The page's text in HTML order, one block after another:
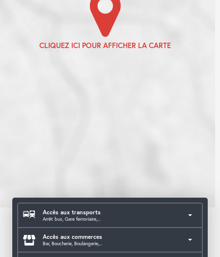
Accès aux transports
Arrêt bus, Gare ferroviaire,...
Accès aux commerces
Bar, Boucherie, Boulangerie,...